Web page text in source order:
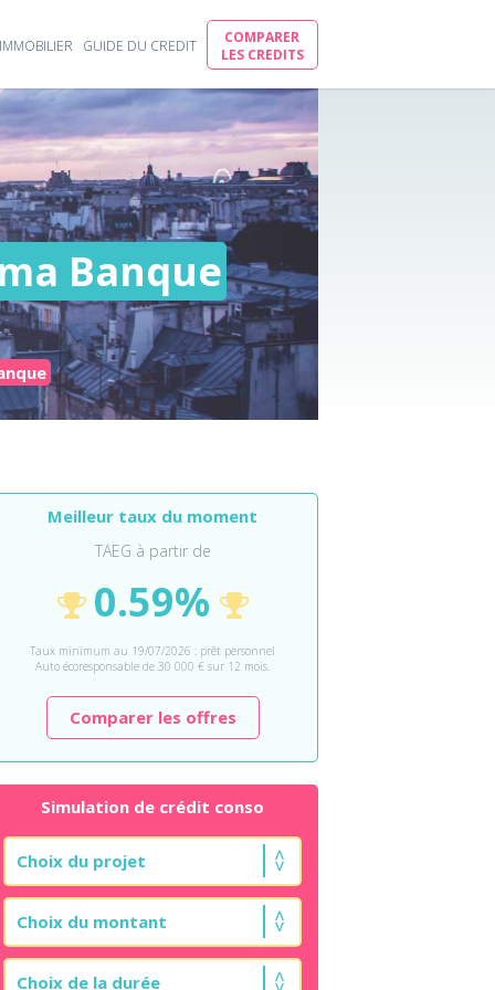
GUIDE DU CREDIT
COMPARER
LES CREDITS
Banque
Meilleur taux du moment
TAEG à partir de
0.59%
Taux minimum au 19/07/2026 : prêt personnel
Auto écoresponsable de 30 000 € sur 12 mois.
Comparer les offres
Simulation de crédit conso